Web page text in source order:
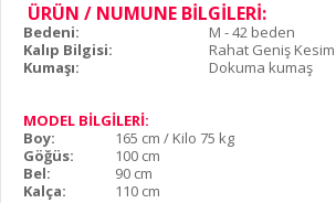
ÜRÜN / NUMUNE BİLGİLERİ:
Bedeni:
M - 42 beden
Kalıp Bilgisi:
Rahat Geniş Kesim
Kumaşı:
Dokuma kumaş
MODEL BİLGİLERİ:
Boy:
165 cm / Kilo 75 kg
Göğüs:
100 cm
Bel:
90 cm
Kalça:
110 cm